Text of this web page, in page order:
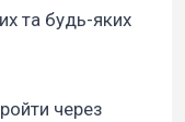
та будь-яких
через